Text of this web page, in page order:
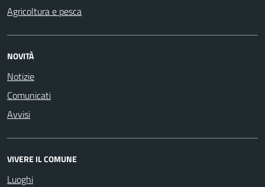
Agricoltura e pesca
NOVITÀ
Notizie
Comunicati
Avvisi
VIVERE IL COMUNE
Luoghi